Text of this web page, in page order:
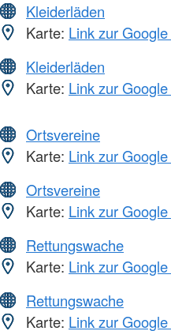
Kleiderläden
Karte: Link zur
Kleiderläden
Karte: Link zur
Ortsvereine
Karte: Link zur
Ortsvereine
Karte: Link zur
Rettungswache
Karte: Link zur
Rettungswache
Karte: Link zur